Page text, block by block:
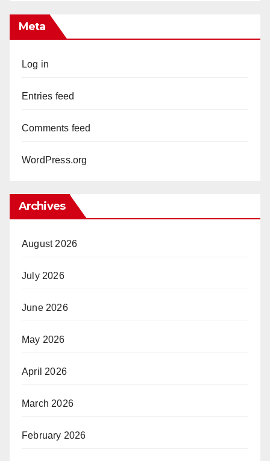
Meta
Log in
Entries feed
Comments feed
WordPress.org
Archives
August 2026
July 2026
June 2026
May 2026
April 2026
March 2026
February 2026